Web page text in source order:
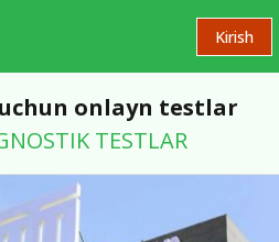
Kirish
onlayn testlar
TESTLAR